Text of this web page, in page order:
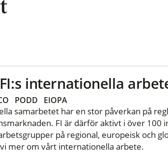
internationella
PODD EIOPA
samarbetet har en stor påverkan på
FI är därför aktivt i över 100
på regional, europeisk och
mer om vårt internationella arbete.